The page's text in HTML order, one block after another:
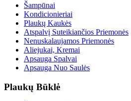
Šampūnai
Kondicionieriai
Plaukų Kaukės
Atspalvį Suteikiančios Priemonės
Nenuskalaujamos Priemonės
Aliejukai, Kremai
Apsauga Spalvai
Apsauga Nuo Saulės
Plaukų Būklė